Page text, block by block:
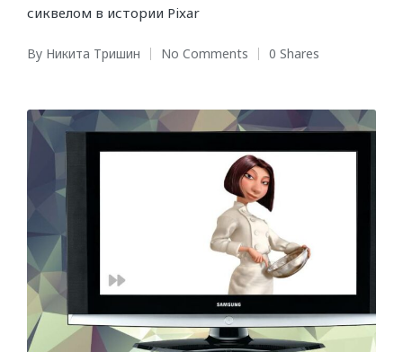
сиквелом в истории Pixar
Posted
By Никита Тришин No Comments 0 Shares